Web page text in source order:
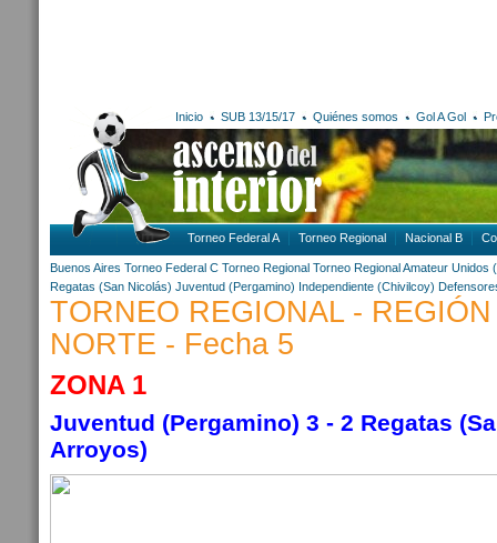
Inicio SUB 13/15/17 Quiénes somos Gol A Gol
Torneo Federal A Torneo Regional Nacional B
Buenos Aires Torneo Federal C Torneo Regional Torneo Regional Amateur Unidos
Regatas (San Nicolás) Juventud (Pergamino) Independiente (Chivilcoy)
TORNEO REGIONAL -
NORTE - Fecha 5
ZONA 1
Juventud (Pergamino) 3 - 2 Regatas
Arroyos)